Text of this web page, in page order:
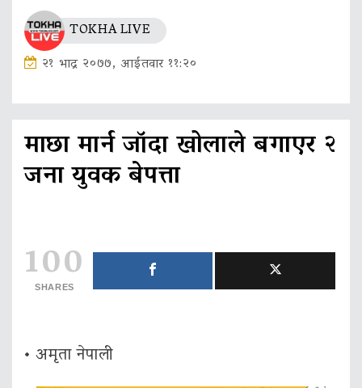
TOKHA LIVE
२१ भाद्र २०७७, आईतवार ११:२०
माछा मार्न जॉदा खोलाले बगाएर २
जना युवक बेपत्ता
100
SHARES
• अमृता नेपाली